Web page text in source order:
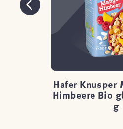
Hafer Knusper
Himbeere Bio
g